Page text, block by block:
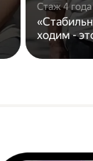
Стаж 4 года
ходим -